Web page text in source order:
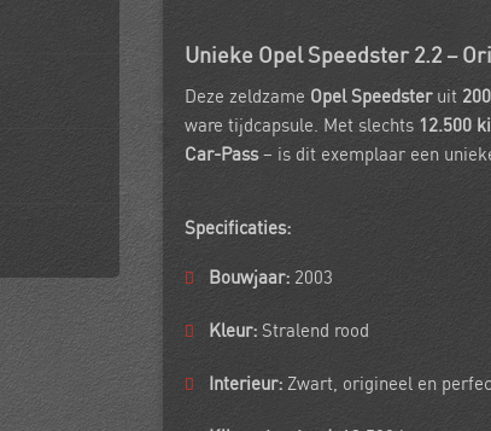
Unieke Opel Speedster 2.2 –
Deze zeldzame Opel Speedsteruit
ware tijdcapsule. Met slechts 12.500
Car-Pass– is dit exemplaar een
Specificaties:
Bouwjaar: 2003
Kleur: Stralend rood
Interieur: Zwart, origineel en